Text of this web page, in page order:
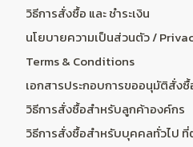
วิธีการสั่งซื้อ และ ชำระเงิน
นโยบายความเป็นส่วนตัว /
Terms & Conditions
เอกสารประกอบการขออนุมัติสั่งซื้
วิธีการสั่งซื้อสำหรับลูกค้าองค์กร
วิธีการสั่งซื้อสำหรับบุคคลทั่วไป ที่